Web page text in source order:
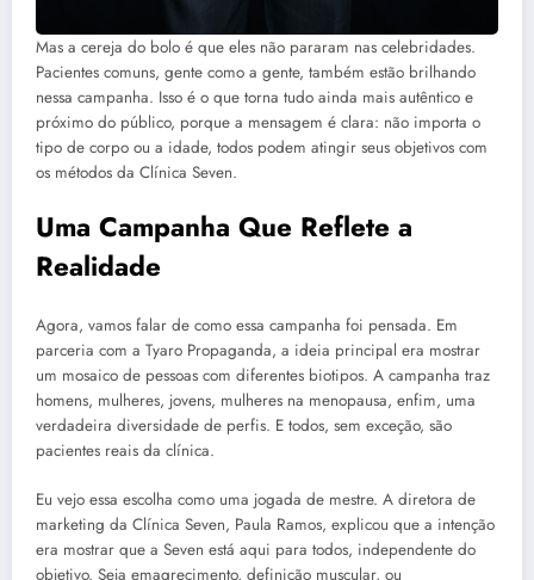
Mas a cereja do bolo é que eles não pararam nas celebridades.
Pacientes comuns, gente como a gente, também estão brilhando
nessa campanha. Isso é o que torna tudo ainda mais autêntico e
próximo do público, porque a mensagem é clara: não importa o
tipo de corpo ou a idade, todos podem atingir seus objetivos com
os métodos da Clínica Seven.
Uma Campanha Que Reflete a
Realidade
Agora, vamos falar de como essa campanha foi pensada. Em
parceria com a Tyaro Propaganda, a ideia principal era mostrar
um mosaico de pessoas com diferentes biotipos. A campanha traz
homens, mulheres, jovens, mulheres na menopausa, enfim, uma
verdadeira diversidade de perfis. E todos, sem exceção, são
pacientes reais da clínica.
Eu vejo essa escolha como uma jogada de mestre. A diretora de
marketing da Clínica Seven, Paula Ramos, explicou que a intenção
era mostrar que a Seven está aqui para todos, independente do
objetivo. Seja emagrecimento, definição muscular, ou